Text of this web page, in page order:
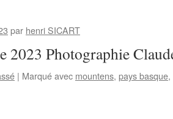
par henri SICART
2023 Photographie
| Marqué avec mountens, pays basque,